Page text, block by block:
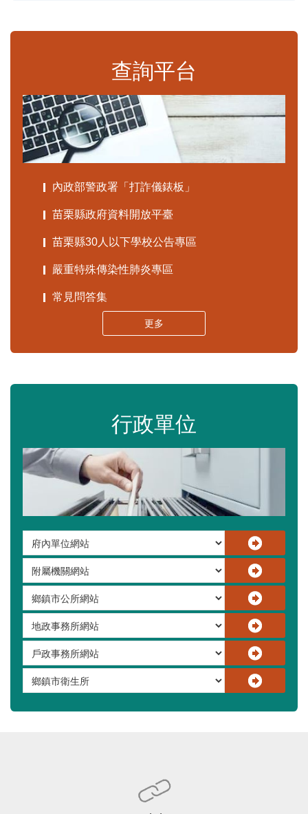
查詢平台
內政部警政署「打詐儀錶板」
苗栗縣政府資料開放平臺
苗栗縣30人以下學校公告專區
嚴重特殊傳染性肺炎專區
常見問答集
更多
行政單位